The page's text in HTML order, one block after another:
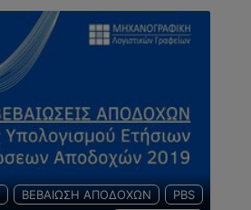
PBS
ΒΕΒΑΙΩΣΗ ΑΠΟΔΟΧΩΝ